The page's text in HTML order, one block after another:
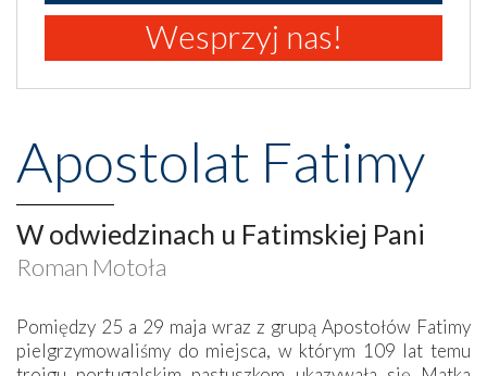
Wesprzyj nas!
Apostolat Fatimy
W odwiedzinach u Fatimskiej Pani
Roman Motoła
Pomiędzy 25 a 29 maja wraz z grupą Apostołów Fatimy
pielgrzymowaliśmy do miejsca, w którym 109 lat temu